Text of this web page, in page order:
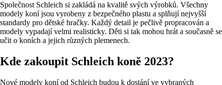
Společnost Schleich si zakládá na kvalitě svých výrobků. Všechny
modely koní jsou vyrobeny z bezpečného plastu a splňují nejvyšší
standardy pro dětské hračky. Každý detail je pečlivě propracován a
modely vypadají velmi realisticky. Děti si tak mohou hrát a současně se
učit o koních a jejich různých plemenech.
Kde zakoupit Schleich koně 2023?
Nové modely koní od Schleich budou k dostání ve vybraných